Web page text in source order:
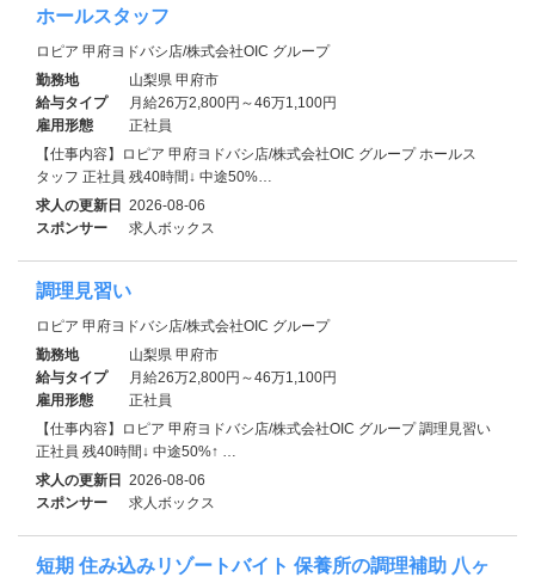
ホールスタッフ
ロピア 甲府ヨドバシ店/株式会社OIC グループ
勤務地
山梨県 甲府市
給与タイプ
月給26万2,800円～46万1,100円
雇用形態
正社員
【仕事内容】ロピア 甲府ヨドバシ店/株式会社OIC グループ ホールス
タッフ 正社員 残40時間↓ 中途50%…
求人の更新日 2026-08-06
スポンサー
求人ボックス
調理見習い
ロピア 甲府ヨドバシ店/株式会社OIC グループ
勤務地
山梨県 甲府市
給与タイプ
月給26万2,800円～46万1,100円
雇用形態
正社員
【仕事内容】ロピア 甲府ヨドバシ店/株式会社OIC グループ 調理見習い
正社員 残40時間↓ 中途50%↑ …
求人の更新日 2026-08-06
スポンサー
求人ボックス
短期 住み込みリゾートバイト 保養所の調理補助 八ヶ